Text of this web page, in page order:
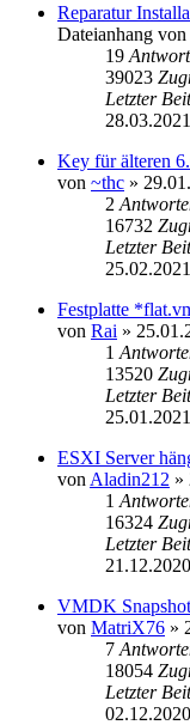
Reparatur
Dateianhang von
19
39023
Letzter
Key für älteren
von ~thc »
2
16732
Letzter
Festplatte
von Rai »
1
13520
Letzter
ESXI Server
von Aladin212 »
1
16324
Letzter
VMDK
von MatriX76 »
7
18054
Letzter